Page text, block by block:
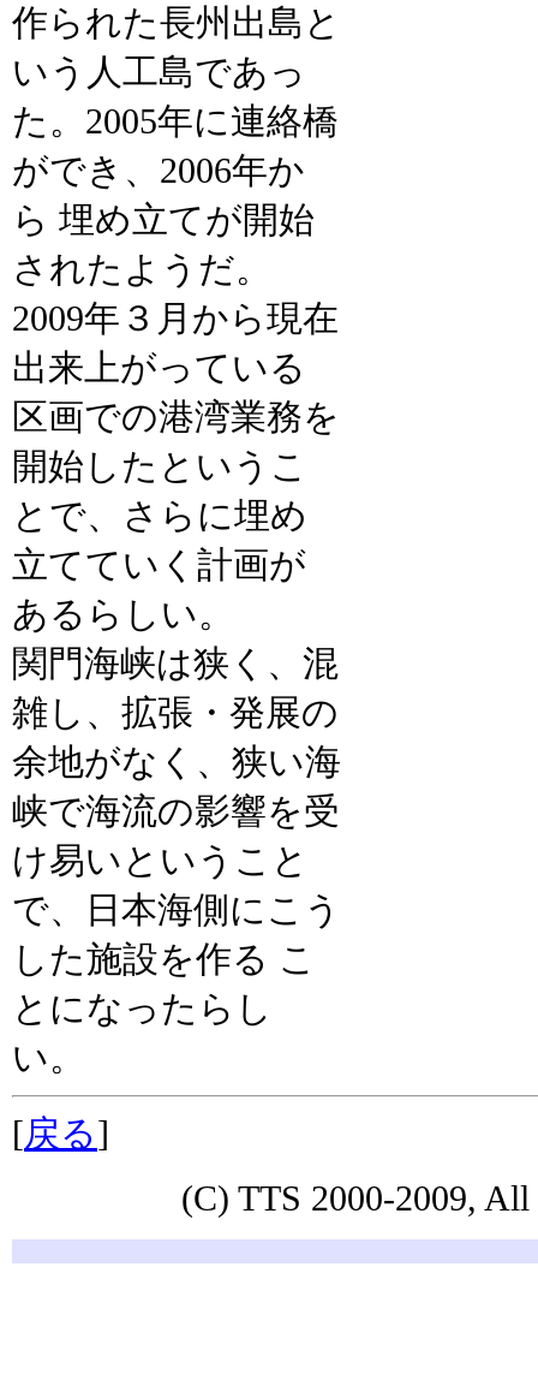
作られた長州出島と
いう人工島であっ
た。2005年に連絡橋
ができ、2006年か
ら 埋め立てが開始
されたようだ。
2009年３月から現在
出来上がっている
区画での港湾業務を
開始したというこ
とで、さらに埋め
立てていく計画が
あるらしい。
関門海峡は狭く、混
雑し、拡張・発展の
余地がなく、狭い海
峡で海流の影響を受
け易いということ
で、日本海側にこう
した施設を作る こ
とになったらし
い。
[戻る]
(C) TTS 2000-2009, All